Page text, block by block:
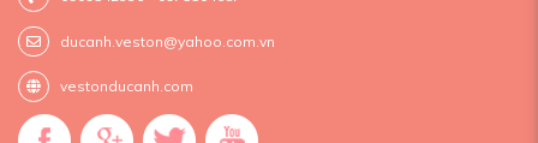
ducanh.veston@yahoo.com.vn
vestonducanh.com